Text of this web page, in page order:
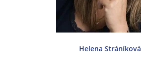
Helena Stráníková